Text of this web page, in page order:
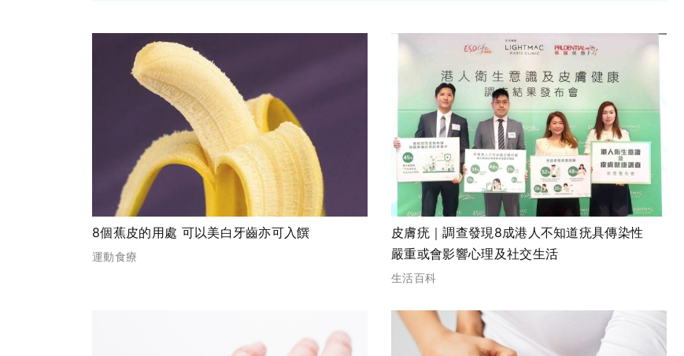
8個蕉皮的用處 可以美白牙齒亦可入饌
運動食療
皮膚疣｜調查發現8成港人不知道疣具傳染性
嚴重或會影響心理及社交生活
生活百科